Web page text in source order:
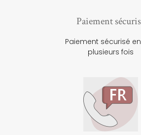
Paiement
Paiement sécurisé en
plusieurs fois